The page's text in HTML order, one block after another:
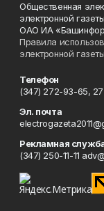
Общественная
электронной
ОАО ИА
Правила
электронной
Телефон
(347) 272-93-65,
Эл. почта
Рекламная
(347) 250-11-11